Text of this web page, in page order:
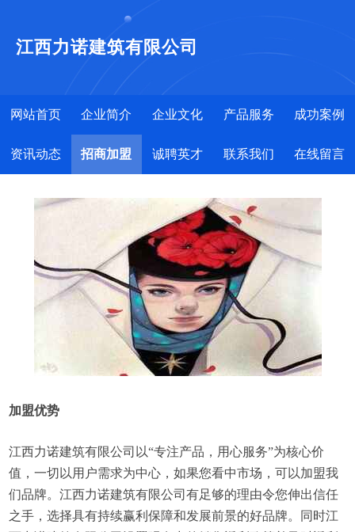
江西力诺建筑有限公司
网站首页 企业简介 企业文化 产品服务 成功案例
资讯动态 招商加盟 诚聘英才 联系我们 在线留言
加盟优势
江西力诺建筑有限公司以“专注产品，用心服务”为核心价
值，一切以用户需求为中心，如果您看中市场，可以加盟我
们品牌。江西力诺建筑有限公司有足够的理由令您伸出信任
之手，选择具有持续赢利保障和发展前景的好品牌。同时江